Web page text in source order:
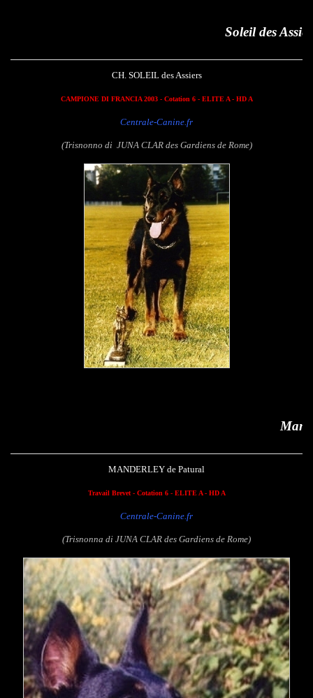
CH. SOLEIL des Assiers
CAMPIONE DI FRANCIA 2003- Cotation 6 - ELITE A - HD A
Centrale-Canine.fr
(Trisnonno di JUNA CLAR des Gardiens de Rome)
Manderley de Patural
MANDERLEY de Patural
Travail Brevet- Cotation 6 - ELITE A - HD A
Centrale-Canine.fr
(Trisnonna di JUNA CLAR des Gardiens de Rome)